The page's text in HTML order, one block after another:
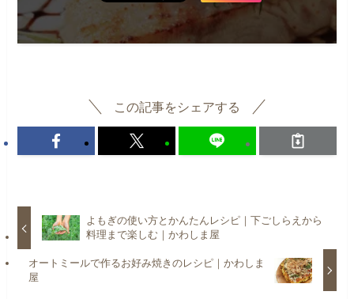
この記事をシェアする
よもぎの使い方とかんたんレシピ｜下ごしらえから
料理まで楽しむ｜かわしま屋
オートミールで作るお好み焼きのレシピ｜かわしま
屋